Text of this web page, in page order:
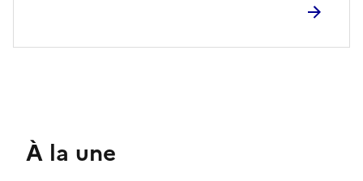
À la une